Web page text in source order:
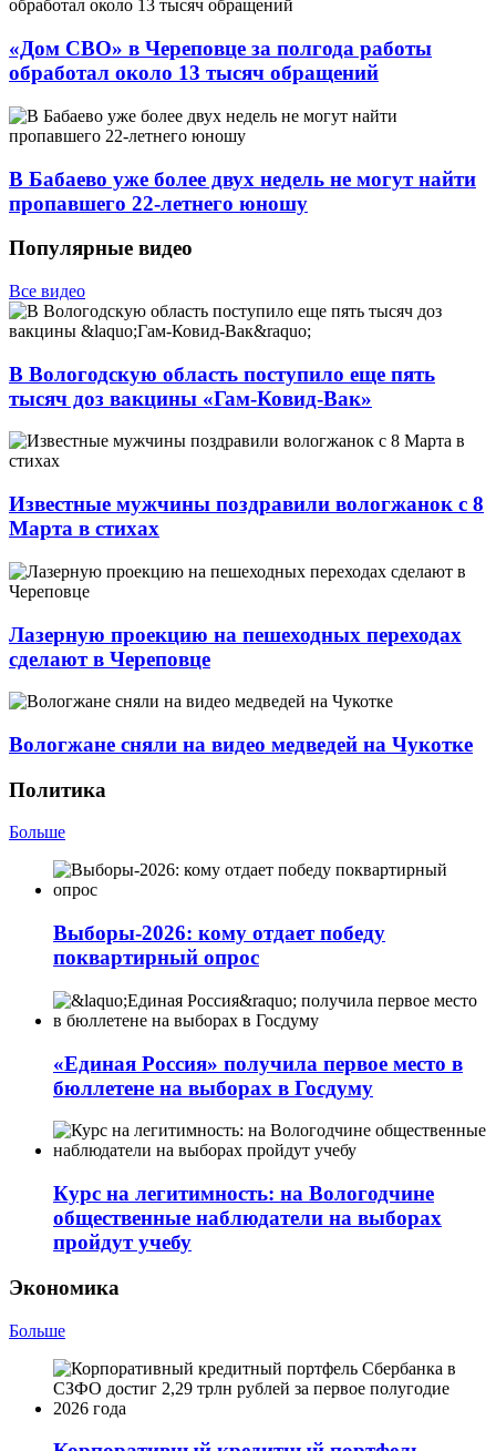
«Дом СВО» в Череповце за полгода работы
обработал около 13 тысяч обращений
В Бабаево уже более двух недель не могут найти
пропавшего 22-летнего юношу
Популярные видео
Все видео
В Вологодскую область поступило еще пять
тысяч доз вакцины «Гам-Ковид-Вак»
Известные мужчины поздравили вологжанок с 8
Марта в стихах
Лазерную проекцию на пешеходных переходах
сделают в Череповце
Вологжане сняли на видео медведей на Чукотке
Политика
Больше
Выборы-2026: кому отдает победу
поквартирный опрос
«Единая Россия» получила первое место в
бюллетене на выборах в Госдуму
Курс на легитимность: на Вологодчине
общественные наблюдатели на выборах
пройдут учебу
Экономика
Больше